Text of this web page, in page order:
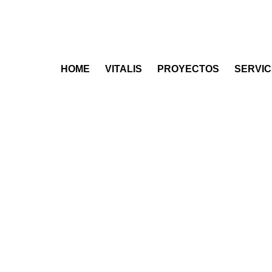
HOME VITALIS PROYECTOS